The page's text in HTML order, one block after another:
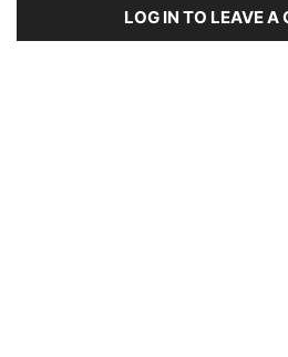
LOG IN TO LEAVE A